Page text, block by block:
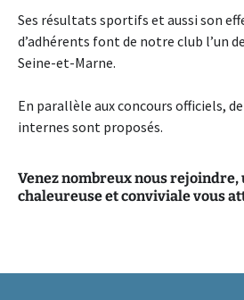
Ses résultats sportifs et aussi son
d’adhérents font de notre club l’un
Seine-et-Marne.
En parallèle aux concours officiels,
internes sont proposés.
Venez nombreux nous rejoindre,
chaleureuse et conviviale vous